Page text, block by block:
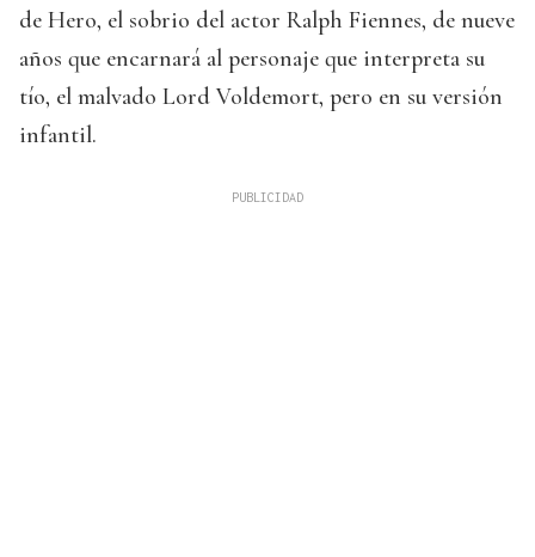
de Hero, el sobrio del actor Ralph Fiennes, de nueve
años que encarnará al personaje que interpreta su
tío, el malvado Lord Voldemort, pero en su versión
infantil.